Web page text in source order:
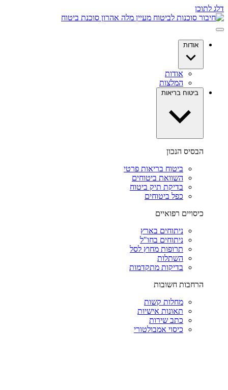
דלג לתוכן
אודות
אודות
המלצות
ביטוח בריאות
הבסיס הנכון
ביטוח בריאות פרטי
השוואת ביטוחים
בדיקת תיק ביטוח
כפל ביטוחים
כיסויים רפואיים
ניתוחים בארץ
ניתוחים בחו"ל
תרופות מחוץ לסל
השתלות
בדיקות מתקדמות
הרחבות חשובות
מחלות קשות
תאונות אישיות
כתב שירות
כיסוי אמבולטורי